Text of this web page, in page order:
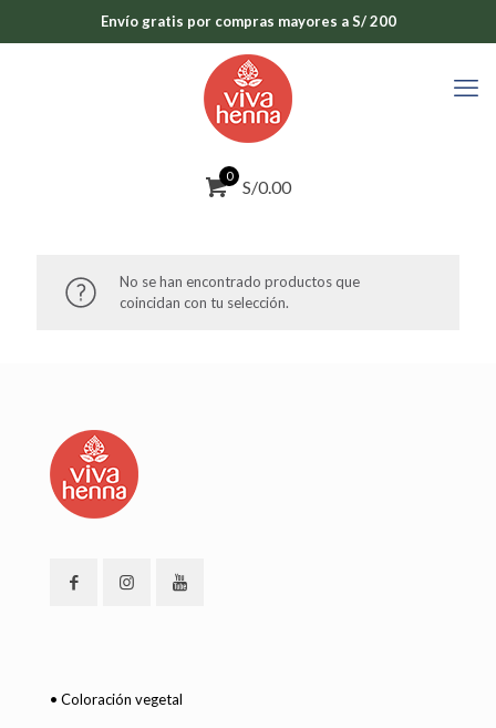
Envío gratis por compras mayores a S/ 200
0
S/0.00
No se han encontrado productos que
coincidan con tu selección.
• Coloración vegetal